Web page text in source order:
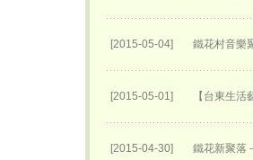
[2015-05-04] 鐵花村音樂
[2015-05-01] 【台東生
[2015-04-30] 鐵花新聚落